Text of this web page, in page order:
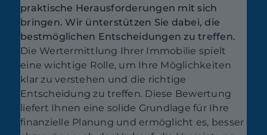
praktische Herausforderungen mit sich
bringen. Wir ünterstützen Sie dabei, die
bestmöglichen Entscheidungen zu treffen.
Die Wertermittlung Ihrer Immobilie spielt
eine wichtige Rolle, um Ihre Möglichkeiten
klar zu verstehen und die richtige
Entscheidung zu treffen. Diese Bewertung
liefert Ihnen eine solide Grundlage für Ihre
finanzielle Planung und ermöglicht es, besser